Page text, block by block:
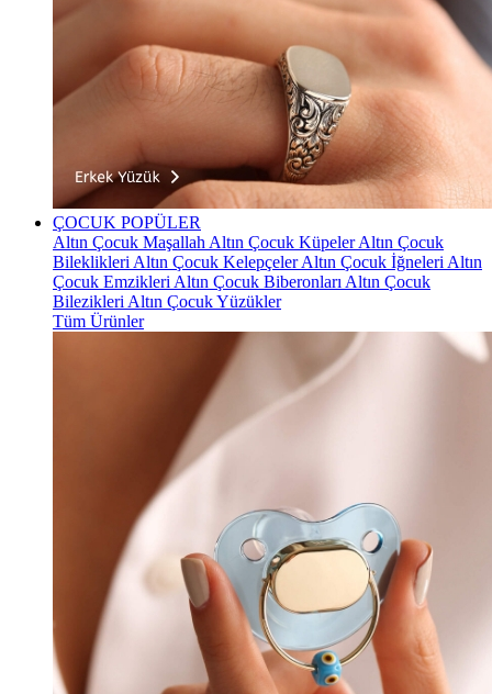
ÇOCUK POPÜLER
Altın Çocuk Maşallah Altın Çocuk KüpelerAltın Çocuk
Bileklikleri Altın Çocuk KelepçelerAltın Çocuk İğneleri Altın
Çocuk Emzikleri Altın Çocuk Biberonları Altın Çocuk
Bilezikleri Altın Çocuk Yüzükler
Tüm Ürünler